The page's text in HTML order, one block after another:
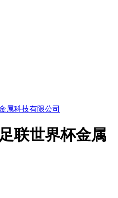
联世界杯金属